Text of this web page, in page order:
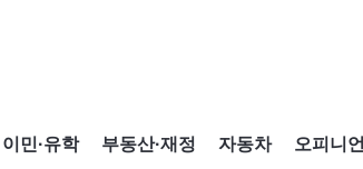
이민·유학 부동산·재정 자동차 오피니언